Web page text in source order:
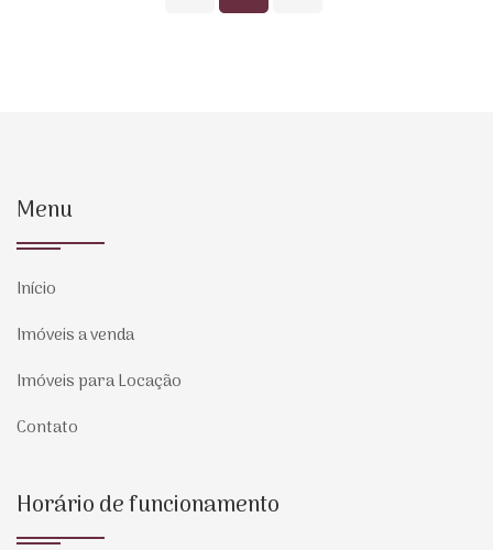
Menu
Início
Imóveis a venda
Imóveis para Locação
Contato
Horário de funcionamento